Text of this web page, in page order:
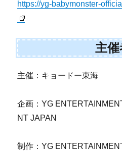
https://yg-babymonster-
主催
主催：キョードー東海
企画：YG
NT JAPAN
制作：YG